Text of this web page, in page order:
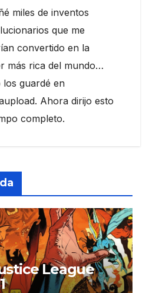
miles de inventos
que me
convertido en la
más rica del mundo…
los guardé en
Ahora dirijo esto
completo.
League